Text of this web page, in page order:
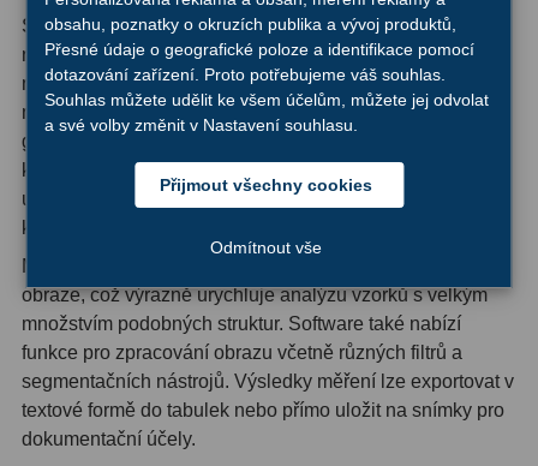
Ostatní22
Seřízení
Laserové kolimátory 6
Optické kolimátory
Zrcátka a hranoly
Diagonální zrcátka36
Diagonální hranoly7
Amici hranoly 45°11
Software DLTCamViewer poskytuje komplexní sadu
nástrojů pro geometrická měření přímo na
mikroskopických snímcích. Uživatelé mohou provádět
měření úhlů, vzdáleností, ploch a obvodů pomocí různých
geometrických tvarů jako jsou přímky, obdélníky, elipsy,
kruhy a polygony. Funkce kalibrace délky proti standardu
umožňuje přesná metrická měření s možností uložení
kalibračních schémat pro opakované použití.
Mezi pokročilé funkce patří automatické počítání objektů v
obraze, což výrazně urychluje analýzu vzorků s velkým
množstvím podobných struktur. Software také nabízí
funkce pro zpracování obrazu včetně různých filtrů a
segmentačních nástrojů. Výsledky měření lze exportovat v
textové formě do tabulek nebo přímo uložit na snímky pro
dokumentační účely.
obsahu, poznatky o okruzích publika a vývoj produktů,
Přesné údaje o geografické poloze a identifikace pomocí
dotazování zařízení. Proto potřebujeme váš souhlas.
Souhlas můžete udělit ke všem účelům, můžete jej odvolat
a své volby změnit v Nastavení souhlasu.
Přijmout všechny cookies
Odmítnout vše